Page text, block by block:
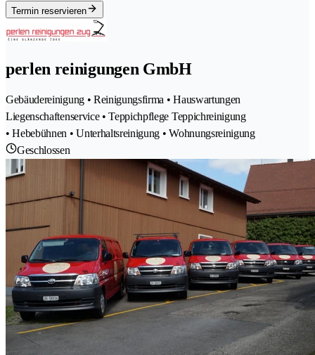
Termin reservieren
perlen reinigungen GmbH
Gebäudereinigung • Reinigungsfirma • Hauswartungen
Liegenschaftenservice • Teppichpflege Teppichreinigung
• Hebebühnen • Unterhaltsreinigung • Wohnungsreinigung
Geschlossen